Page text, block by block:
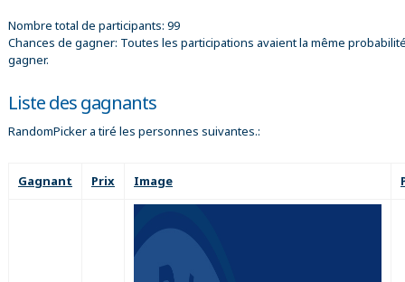
Nombre total de participants: 99
Chances de gagner: Toutes les participations avaient la même
gagner.
Liste des gagnants
RandomPicker a tiré les personnes suivantes.:
Gagnant Prix Image